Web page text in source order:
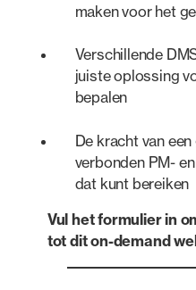
maken voor het
Verschillende
juiste oplossing
bepalen
De kracht van
verbonden PM-
dat kunt bereiken
Vul het formulier in
tot dit on-demand